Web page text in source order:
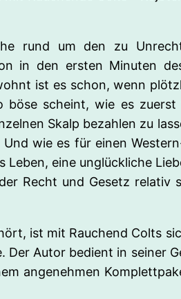
rund um den zu
in den ersten Minuten
ist es schon, wenn
scheint, wie es
Skalp bezahlen zu
wie es für einen
Leben, eine unglückliche
Recht und Gesetz relativ
ist mit Rauchend Colts
Der Autor bedient in seiner
angenehmen